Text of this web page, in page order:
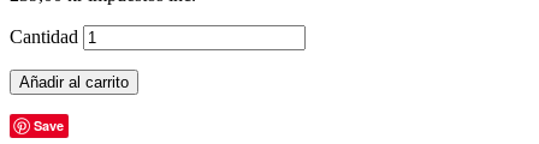
Cantidad
Añadir al carrito
Save